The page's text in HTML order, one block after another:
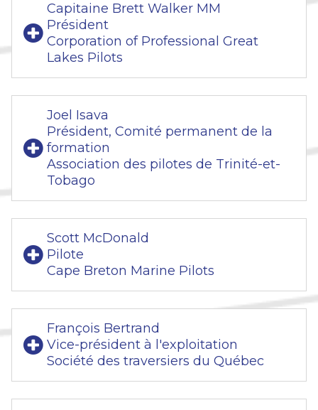
Capitaine Brett Walker MM
Président
Corporation of Professional Great
Lakes Pilots
Joel Isava
Président, Comité permanent de la
formation
Association des pilotes de Trinité-et-
Tobago
Scott McDonald
Pilote
Cape Breton Marine Pilots
François Bertrand
Vice-président à l'exploitation
Société des traversiers du Québec